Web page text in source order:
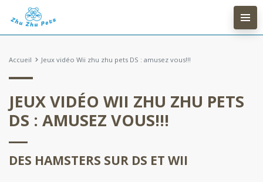
Accueil Jeux vidéo Wii zhu zhu pets DS : amusez vous!!!
JEUX VIDÉO WII ZHU ZHU PETS
DS : AMUSEZ VOUS!!!
DES HAMSTERS SUR DS ET WII